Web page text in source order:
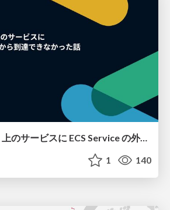
Service Connect 上のサービスに ECS Service の外側から到達できなかった話
1 140